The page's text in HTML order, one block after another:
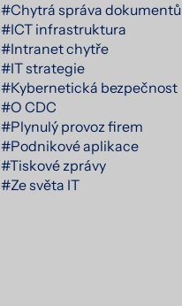
#Chytrá správa dokumentů
#ICT infrastruktura
#Intranet chytře
#IT strategie
#Kybernetická bezpečnost
#O CDC
#Plynulý provoz firem
#Podnikové aplikace
#Tiskové zprávy
#Ze světa IT